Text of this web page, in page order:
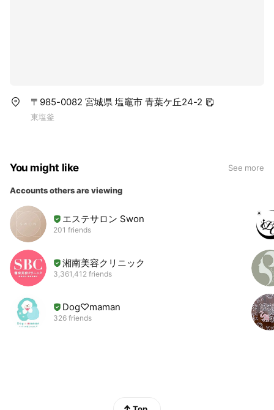
〒985-0082 宮城県 塩竈市 青葉ケ丘24-2
東塩釜
You might like See more
Accounts others are viewing
エステサロン Swon
201 friends
湘南美容クリニック
3,361,412 friends
Dog♡maman
326 friends